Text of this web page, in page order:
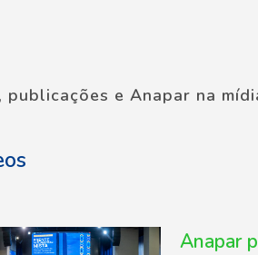
e Anapar na
Anapar